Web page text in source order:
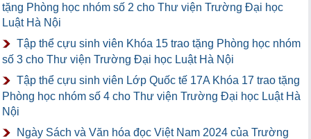
tặng Phòng học nhóm số 2 cho Thư viện Trường Đại học
Luật Hà Nội
Tập thể cựu sinh viên Khóa 15 trao tặng Phòng học nhóm
số 3 cho Thư viện Trường Đại học Luật Hà Nội
Tập thể cựu sinh viên Lớp Quốc tế 17A Khóa 17 trao tặng
Phòng học nhóm số 4 cho Thư viện Trường Đại học Luật Hà
Nội
Ngày Sách và Văn hóa đọc Việt Nam 2024 của Trường